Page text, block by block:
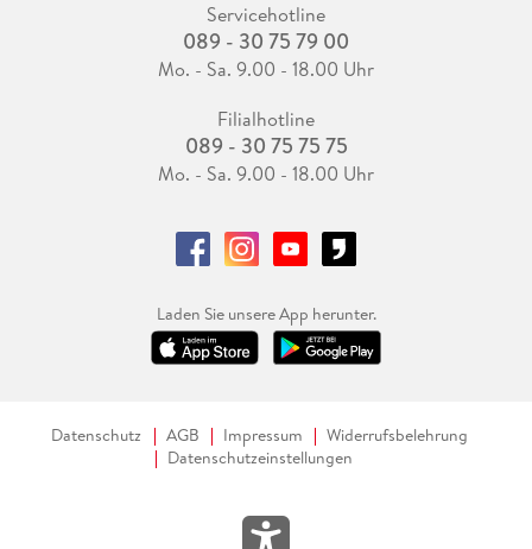
Servicehotline
089 - 30 75 79 00
Mo. - Sa. 9.00 - 18.00 Uhr
Filialhotline
089 - 30 75 75 75
Mo. - Sa. 9.00 - 18.00 Uhr
Laden Sie unsere App herunter.
Datenschutz AGB Impressum
Widerrufsbelehrung
Datenschutzeinstellungen